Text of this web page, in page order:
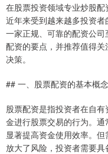
在股票投资领域专业炒股配
近年来受到越来越多投资
一家正规、可靠的配资公
配资的要点，并推荐值得
决策。
## 一、股票配资的基本概念
股票配资是指投资者在自
金进行股票交易的行为。
显著提高资金使用效率。
放大了风险，投资者需要具